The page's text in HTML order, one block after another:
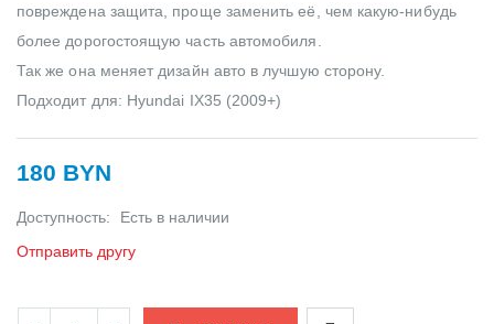
повреждена защита, проще заменить её, чем какую-нибудь
более дорогостоящую часть автомобиля.
Так же она меняет дизайн авто в лучшую сторону.
Подходит для: Hyundai IX35 (2009+)
180 BYN
Доступность:
Есть в наличии
Отправить другу